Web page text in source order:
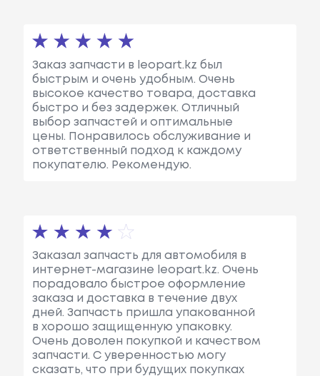
Заказ запчасти в leopart.kz был
быстрым и очень удобным. Очень
высокое качество товара, доставка
быстро и без задержек. Отличный
выбор запчастей и оптимальные
цены. Понравилось обслуживание и
ответственный подход к каждому
покупателю. Рекомендую.
Заказал запчасть для автомобиля в
интернет-магазине leopart.kz. Очень
порадовало быстрое оформление
заказа и доставка в течение двух
дней. Запчасть пришла упакованной
в хорошо защищенную упаковку.
Очень доволен покупкой и качеством
запчасти. С уверенностью могу
сказать, что при будущих покупках